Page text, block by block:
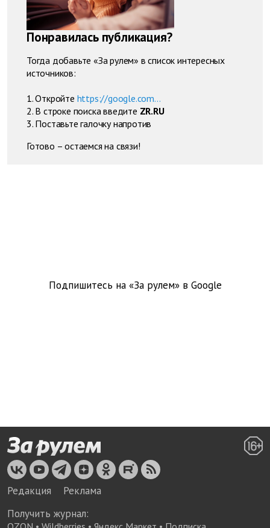
Понравилась публикация?
Тогда добавьте «За рулем» в список интересных
источников:
1. Откройте https://google.com...
2. В строке поиска введите ZR.RU
3. Поставьте галочку напротив
Готово – остаемся на связи!
Подпишитесь на «За рулем» в Google
Редакция
Реклама
Получить журнал: